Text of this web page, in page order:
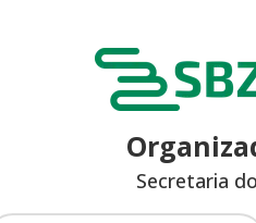
Secretaria